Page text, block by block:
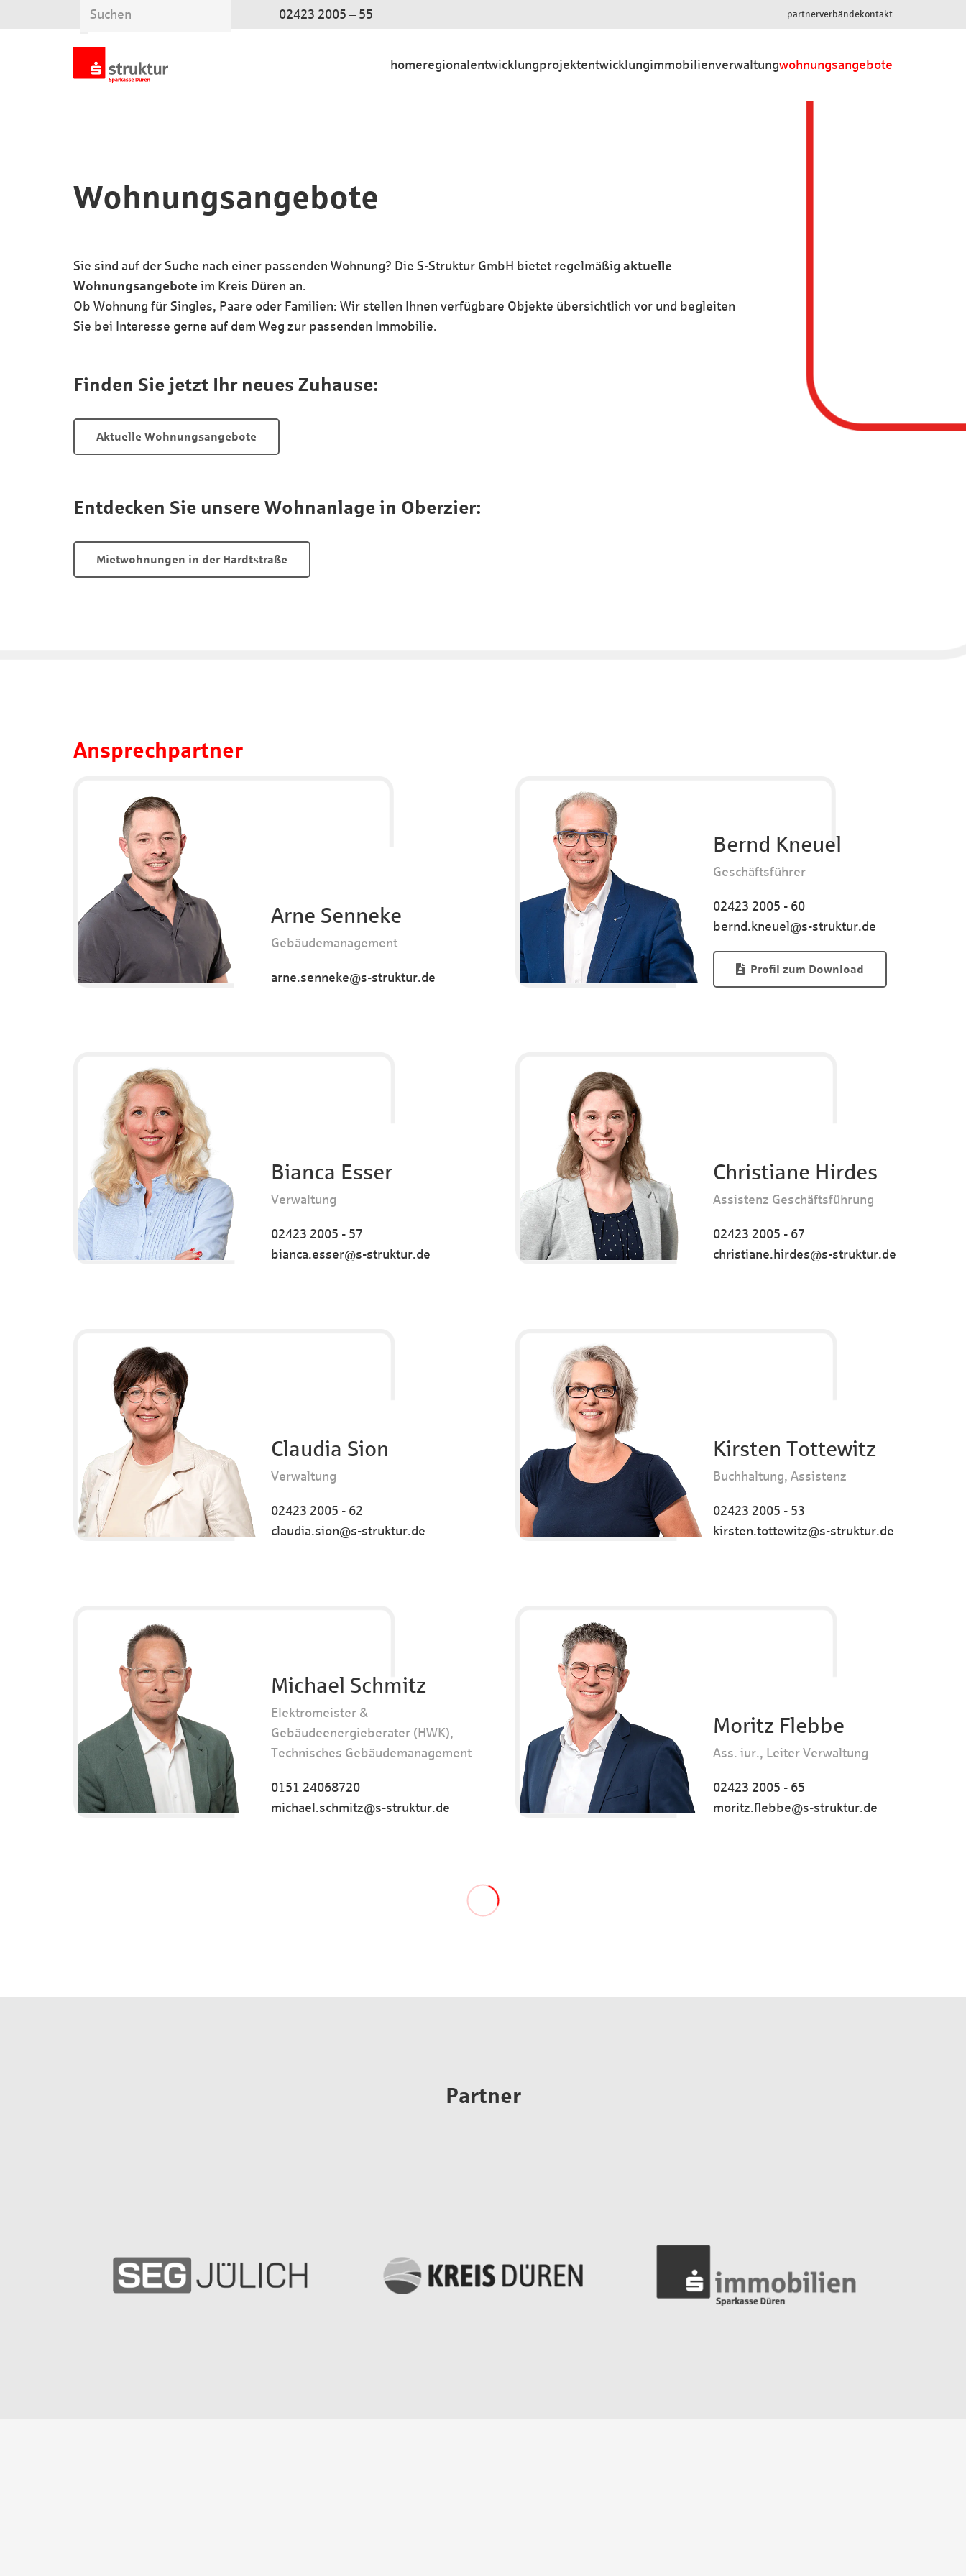
02423 2005 – 55 partnerverbändekontakt
homeregionalentwicklungprojektentwicklungimmobilienverwaltungwohnungsangebote
Wohnungsangebote
Sie sind auf der Suche nach einer passenden Wohnung? Die S-Struktur GmbH bietet regelmäßig aktuelle
Wohnungsangebote im Kreis Düren an.
Ob Wohnung für Singles, Paare oder Familien: Wir stellen Ihnen verfügbare Objekte übersichtlich vor und begleiten
Sie bei Interesse gerne auf dem Weg zur passenden Immobilie.
Finden Sie jetzt Ihr neues Zuhause:
Aktuelle Wohnungsangebote
Entdecken Sie unsere Wohnanlage in Oberzier:
Mietwohnungen in der Hardtstraße
Ansprechpartner
Arne Senneke
Gebäudemanagement
arne.senneke@s-struktur.de
Bernd Kneuel
Geschäftsführer
02423 2005 - 60
bernd.kneuel@s-struktur.de
Profil zum Download
Bianca Esser
Verwaltung
02423 2005 - 57
bianca.esser@s-struktur.de
Christiane Hirdes
Assistenz Geschäftsführung
02423 2005 - 67
christiane.hirdes@s-struktur.de
Claudia Sion
Verwaltung
02423 2005 - 62
claudia.sion@s-struktur.de
Kirsten Tottewitz
Buchhaltung, Assistenz
02423 2005 - 53
kirsten.tottewitz@s-struktur.de
Michael Schmitz
Elektromeister &
Gebäudeenergieberater (HWK),
Technisches Gebäudemanagement
0151 24068720
michael.schmitz@s-struktur.de
Moritz Flebbe
Ass. iur., Leiter Verwaltung
02423 2005 - 65
moritz.flebbe@s-struktur.de
Partner